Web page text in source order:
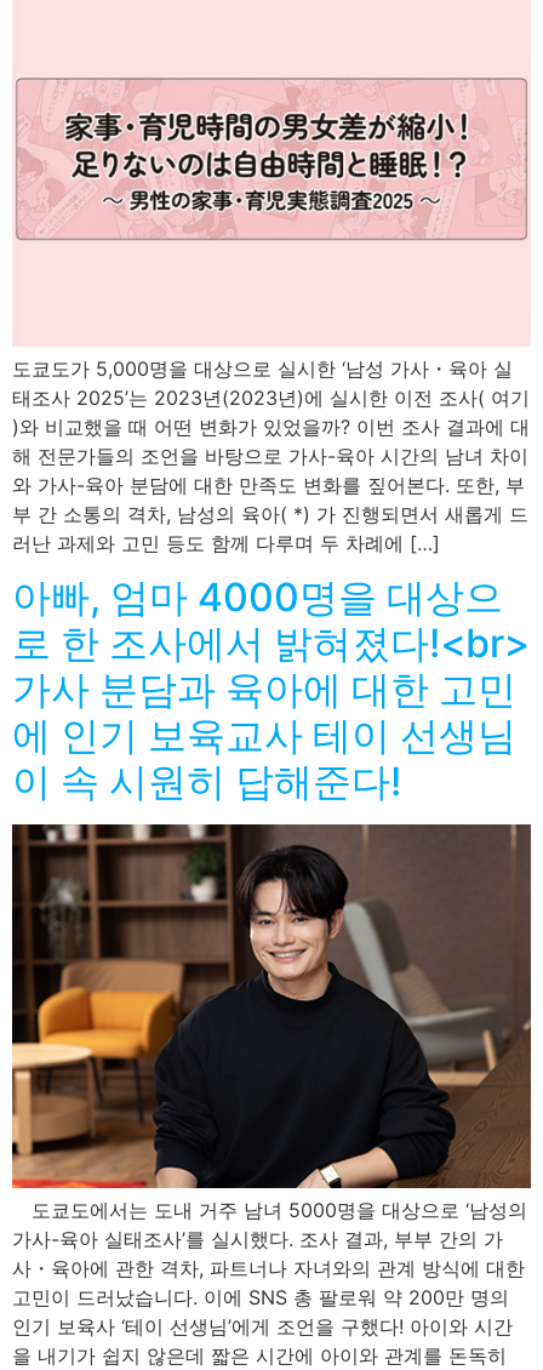
도쿄도가 5,000명을 대상으로 실시한 ‘남성 가사・육아 실
태조사 2025’는 2023년(2023년)에 실시한 이전 조사( 여기
)와 비교했을 때 어떤 변화가 있었을까? 이번 조사 결과에 대
해 전문가들의 조언을 바탕으로 가사-육아 시간의 남녀 차이
와 가사-육아 분담에 대한 만족도 변화를 짚어본다. 또한, 부
부 간 소통의 격차, 남성의 육아( *) 가 진행되면서 새롭게 드
러난 과제와 고민 등도 함께 다루며 두 차례에 […]
아빠, 엄마 4000명을 대상으
로 한 조사에서 밝혀졌다!<br>
가사 분담과 육아에 대한 고민
에 인기 보육교사 테이 선생님
이 속 시원히 답해준다!
도쿄도에서는 도내 거주 남녀 5000명을 대상으로 ‘남성의
가사-육아 실태조사’를 실시했다. 조사 결과, 부부 간의 가
사・육아에 관한 격차, 파트너나 자녀와의 관계 방식에 대한
고민이 드러났습니다. 이에 SNS 총 팔로워 약 200만 명의
인기 보육사 ‘테이 선생님’에게 조언을 구했다! 아이와 시간
을 내기가 쉽지 않은데 짧은 시간에 아이와 관계를 돈독히